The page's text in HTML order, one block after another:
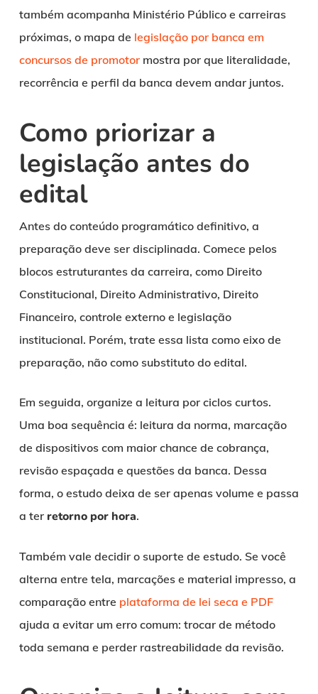
também acompanha Ministério Público e carreiras
próximas, o mapa de legislação por banca em
concursos de promotormostra por que literalidade,
recorrência e perfil da banca devem andar juntos.
Como priorizar a
legislação antes do
edital
Antes do conteúdo programático definitivo, a
preparação deve ser disciplinada. Comece pelos
blocos estruturantes da carreira, como Direito
Constitucional, Direito Administrativo, Direito
Financeiro, controle externo e legislação
institucional. Porém, trate essa lista como eixo de
preparação, não como substituto do edital.
Em seguida, organize a leitura por ciclos curtos.
Uma boa sequência é: leitura da norma, marcação
de dispositivos com maior chance de cobrança,
revisão espaçada e questões da banca. Dessa
forma, o estudo deixa de ser apenas volume e passa
a ter retorno por hora.
Também vale decidir o suporte de estudo. Se você
alterna entre tela, marcações e material impresso, a
comparação entre plataforma de lei seca e PDF
ajuda a evitar um erro comum: trocar de método
toda semana e perder rastreabilidade da revisão.